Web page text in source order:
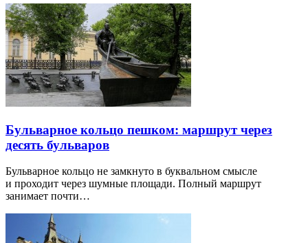
Бульварное кольцо пешком: маршрут через
десять бульваров
Бульварное кольцо не замкнуто в буквальном смысле
и проходит через шумные площади. Полный маршрут
занимает почти…